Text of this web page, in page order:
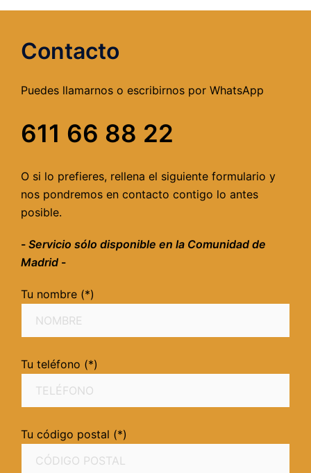
Contacto
Puedes llamarnos o escribirnos por WhatsApp
611 66 88 22
O si lo prefieres, rellena el siguiente formulario y
nos pondremos en contacto contigo lo antes
posible.
- Servicio sólo disponible en la Comunidad de
Madrid -
Tu nombre (*)
Tu teléfono (*)
Tu código postal (*)